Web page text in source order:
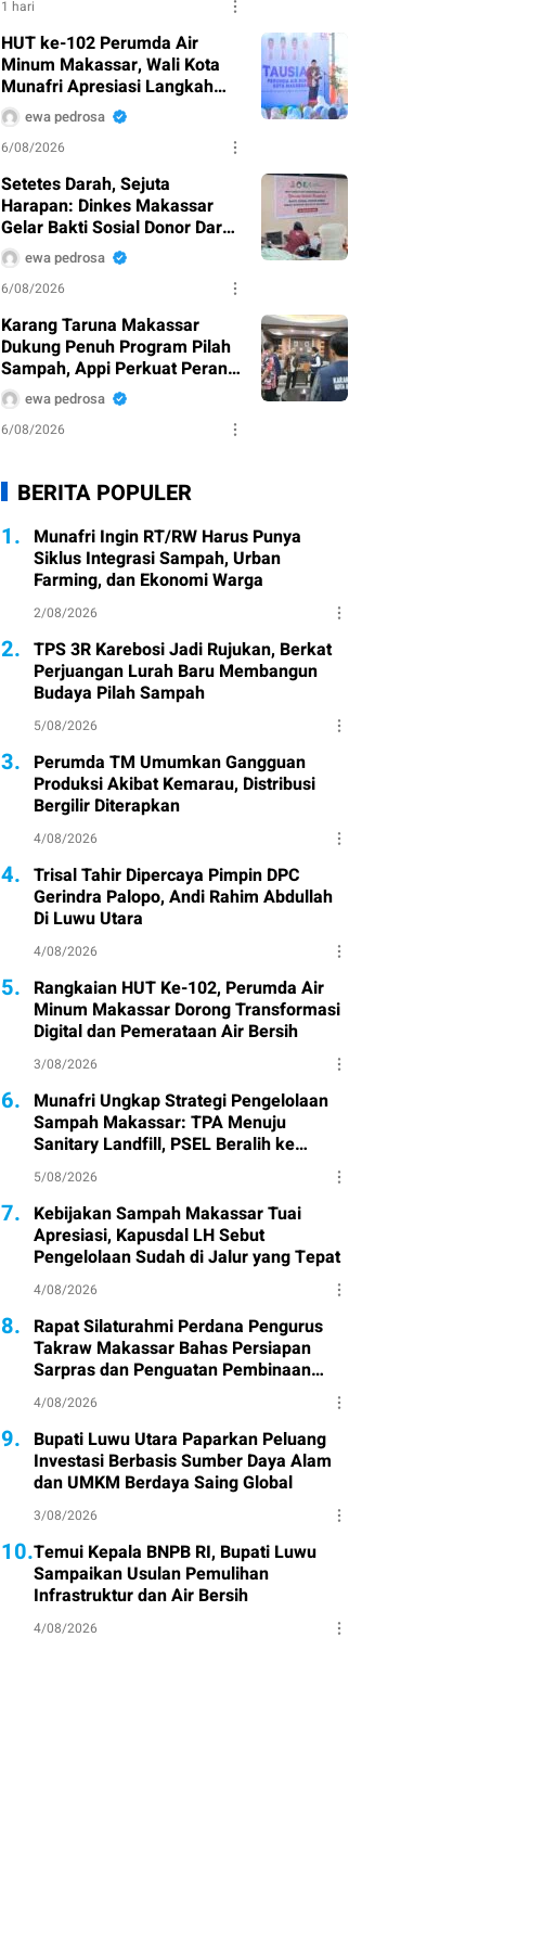
1 hari
HUT ke-102 Perumda Air
Minum Makassar, Wali Kota
Munafri Apresiasi Langkah
Pembenahan Pelayanan
ewa pedrosa
6/08/2026
Setetes Darah, Sejuta
Harapan: Dinkes Makassar
Gelar Bakti Sosial Donor Darah
Sambut HUT RI Ke-81
ewa pedrosa
6/08/2026
Karang Taruna Makassar
Dukung Penuh Program Pilah
Sampah, Appi Perkuat Peran
sebagai Pilar Sosial
ewa pedrosa
6/08/2026
BERITA POPULER
1. Munafri Ingin RT/RW Harus Punya
Siklus Integrasi Sampah, Urban
Farming, dan Ekonomi Warga
2/08/2026
2. TPS 3R Karebosi Jadi Rujukan, Berkat
Perjuangan Lurah Baru Membangun
Budaya Pilah Sampah
5/08/2026
3. Perumda TM Umumkan Gangguan
Produksi Akibat Kemarau, Distribusi
Bergilir Diterapkan
4/08/2026
4. Trisal Tahir Dipercaya Pimpin DPC
Gerindra Palopo, Andi Rahim Abdullah
Di Luwu Utara
4/08/2026
5. Rangkaian HUT Ke-102, Perumda Air
Minum Makassar Dorong Transformasi
Digital dan Pemerataan Air Bersih
3/08/2026
6. Munafri Ungkap Strategi Pengelolaan
Sampah Makassar: TPA Menuju
Sanitary Landfill, PSEL Beralih ke
Perpres 109
5/08/2026
7. Kebijakan Sampah Makassar Tuai
Apresiasi, Kapusdal LH Sebut
Pengelolaan Sudah di Jalur yang Tepat
4/08/2026
8. Rapat Silaturahmi Perdana Pengurus
Takraw Makassar Bahas Persiapan
Sarpras dan Penguatan Pembinaan
Atlet
4/08/2026
9. Bupati Luwu Utara Paparkan Peluang
Investasi Berbasis Sumber Daya Alam
dan UMKM Berdaya Saing Global
3/08/2026
10.Temui Kepala BNPB RI, Bupati Luwu
Sampaikan Usulan Pemulihan
Infrastruktur dan Air Bersih
4/08/2026